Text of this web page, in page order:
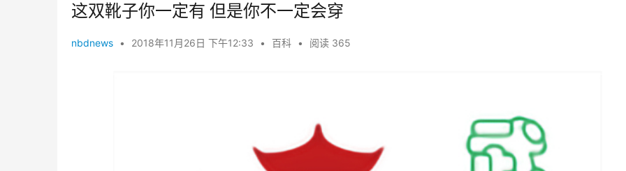
这双靴子你一定有 但是你不一定会穿
nbdnews • 2018年11月26日 下午12:33 • 百科 • 阅读 365